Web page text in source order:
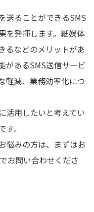
送ることができるSMS
を発揮します。紙媒体
るなどのメリットがあ
があるSMS送信サービ
軽減、業務効率化につ
活用したいと考えてい
。
悩みの方は、まずはお
お問い合わせくださ